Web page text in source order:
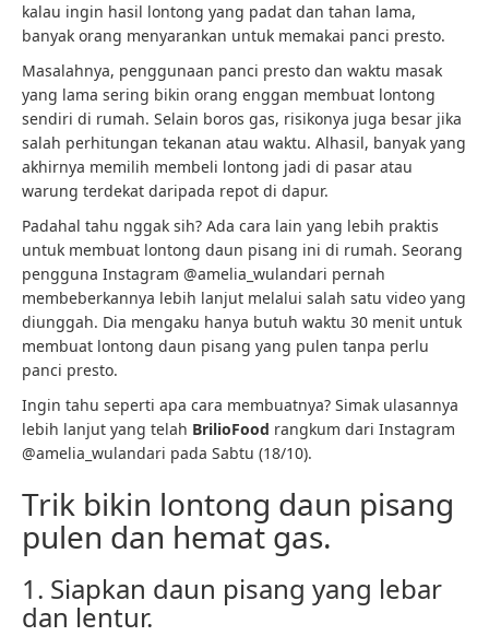
kalau ingin hasil lontong yang padat dan tahan lama,
banyak orang menyarankan untuk memakai panci presto.
Masalahnya, penggunaan panci presto dan waktu masak
yang lama sering bikin orang enggan membuat lontong
sendiri di rumah. Selain boros gas, risikonya juga besar jika
salah perhitungan tekanan atau waktu. Alhasil, banyak yang
akhirnya memilih membeli lontong jadi di pasar atau
warung terdekat daripada repot di dapur.
Padahal tahu nggak sih? Ada cara lain yang lebih praktis
untuk membuat lontong daun pisang ini di rumah. Seorang
pengguna Instagram @amelia_wulandari pernah
membeberkannya lebih lanjut melalui salah satu video yang
diunggah. Dia mengaku hanya butuh waktu 30 menit untuk
membuat lontong daun pisang yang pulen tanpa perlu
panci presto.
Ingin tahu seperti apa cara membuatnya? Simak ulasannya
lebih lanjut yang telah BrilioFood rangkum dari Instagram
@amelia_wulandari pada Sabtu (18/10).
Trik bikin lontong daun pisang
pulen dan hemat gas.
1. Siapkan daun pisang yang lebar
dan lentur.